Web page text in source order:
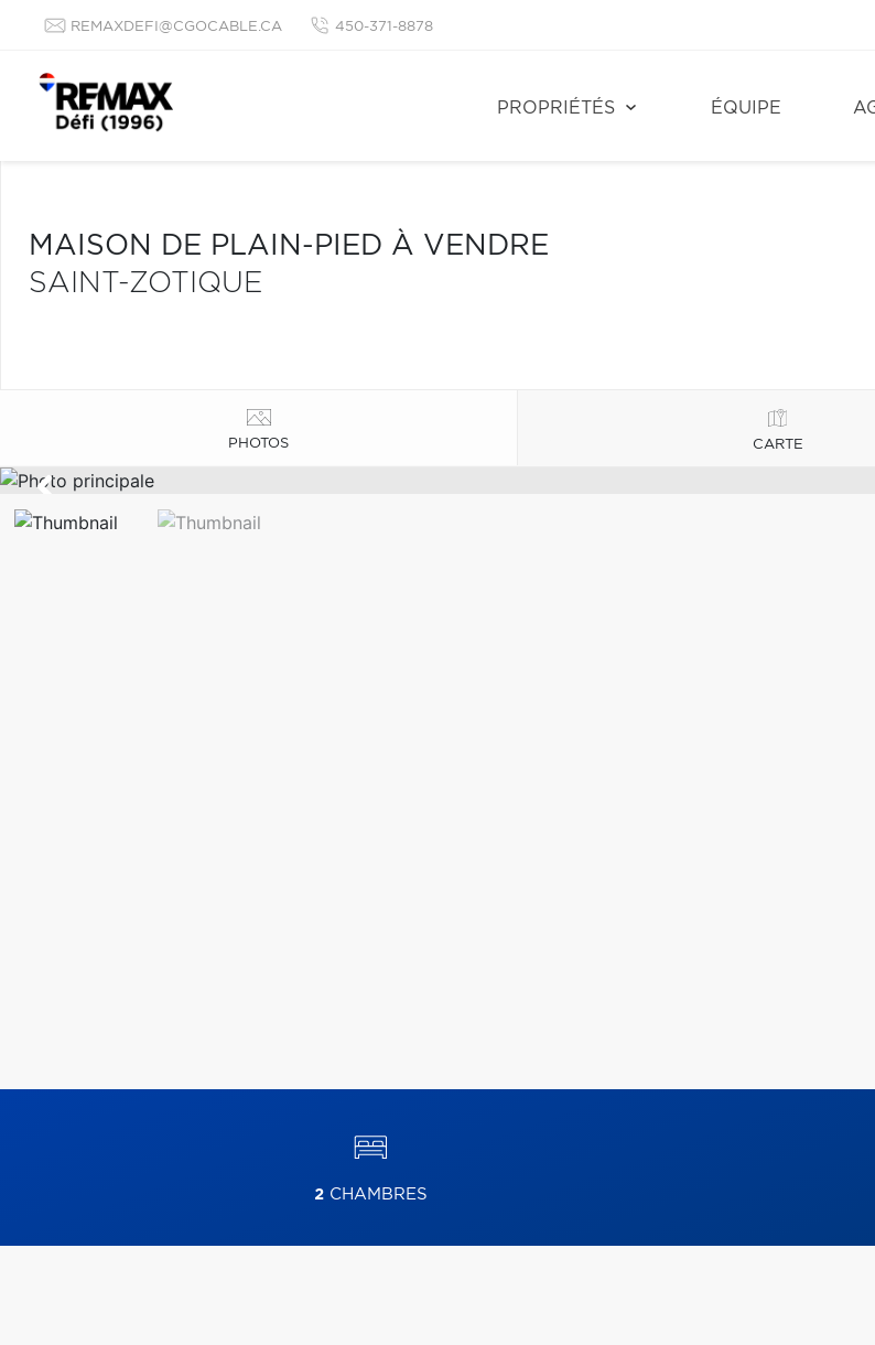
REMAXDEFI@CGOCABLE.CA 450-371-8878
PROPRIÉTÉS ÉQUIPE
MAISON DE PLAIN-PIED À VENDRE
SAINT-ZOTIQUE
PHOTOS CARTE
2CHAMBRES